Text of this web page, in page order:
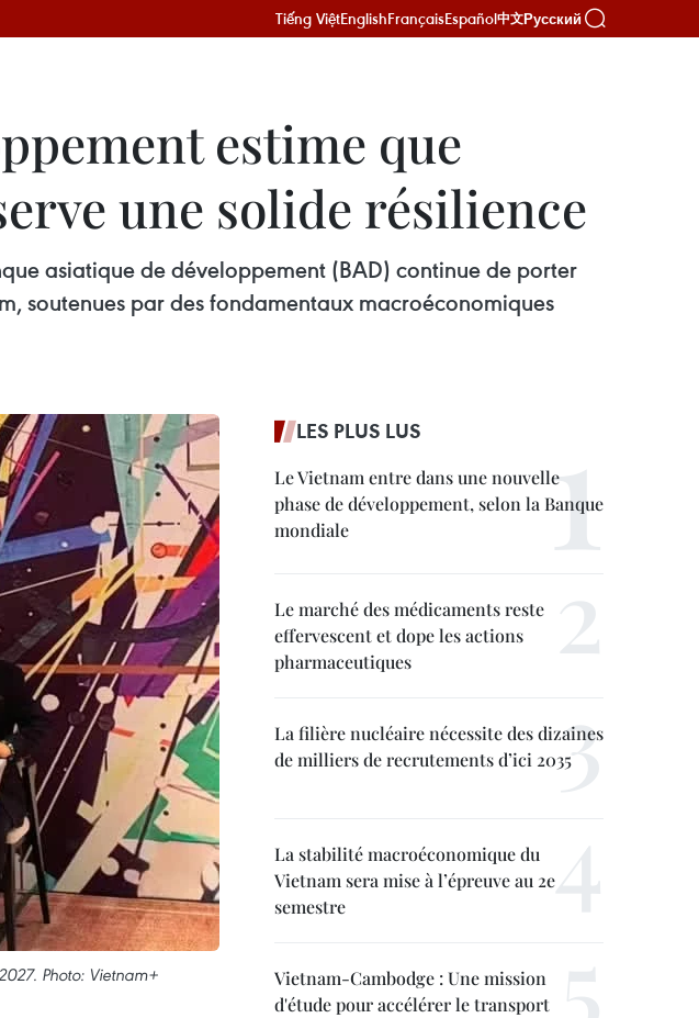
Tiếng ViệtEnglishFrançaisEspañol中文Русский
estime que
une solide résilience
asiatique de développement (BAD) continue de porter
soutenues par des fondamentaux macroéconomiques
Photo: Vietnam+
LES PLUS LUS
Le Vietnam entre dans une nouvelle
phase de développement, selon la Banque
mondiale
Le marché des médicaments reste
effervescent et dope les actions
pharmaceutiques
La filière nucléaire nécessite des dizaines
de milliers de recrutements d’ici 2035
La stabilité macroéconomique du
Vietnam sera mise à l’épreuve au 2e
semestre
Vietnam-Cambodge : Une mission
d'étude pour accélérer le transport